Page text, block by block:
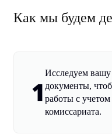
Как мы будем
1
Исследуем
документы,
работы с
комиссариата.